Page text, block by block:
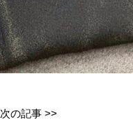
次の記事 >>